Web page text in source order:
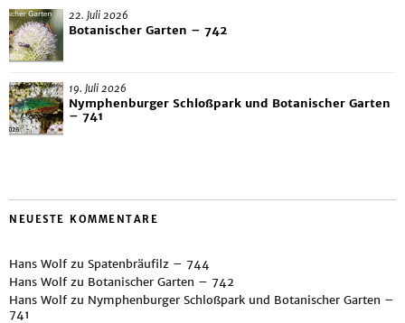
22. Juli 2026
Botanischer Garten – 742
19. Juli 2026
Nymphenburger Schloßpark und Botanischer Garten
– 741
NEUESTE KOMMENTARE
Hans Wolf zu Spatenbräufilz – 744
Hans Wolf zu Botanischer Garten – 742
Hans Wolf zu Nymphenburger Schloßpark und Botanischer Garten –
741